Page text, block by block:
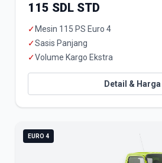
115 SDL STD
✓ Mesin 115 PS Euro 4
✓Sasis Panjang
✓Volume Kargo Ekstra
Detail & Harga
EURO 4